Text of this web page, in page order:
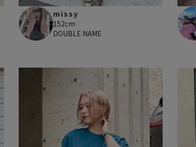
missy
152cm
DOUBLE NAME